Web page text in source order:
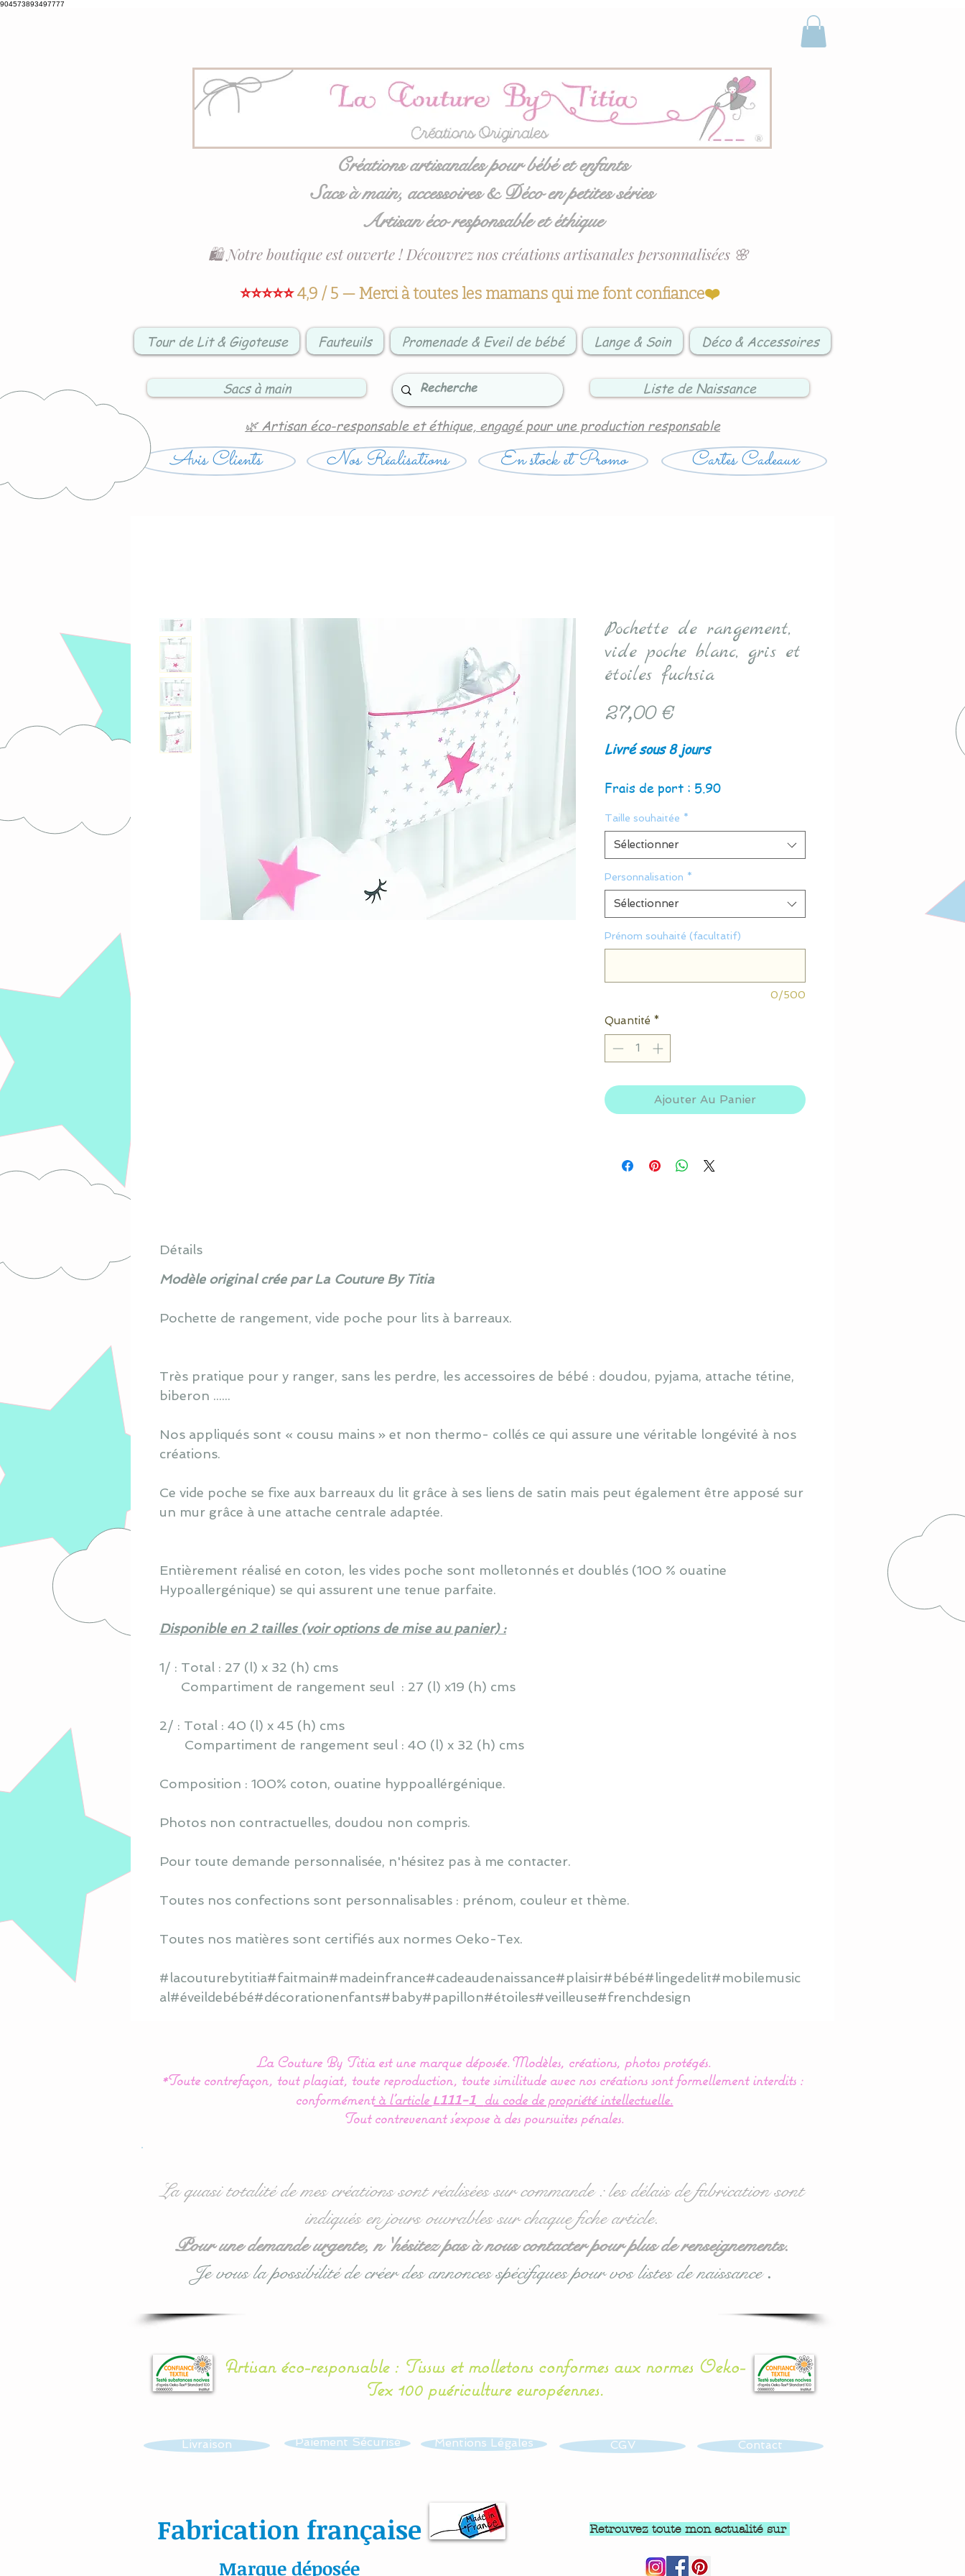
904573893497777
Créations artisanales pour bébé et enfants
Sacs à main, accessoires & Déco en petites séries
Artisan éco responsable et éthique
⭐⭐⭐⭐⭐4,9 / 5 — Merci à toutes les mamans qui me font confiance❤️
🛍️ Notre boutique est ouverte ! Découvrez nos créations artisanales personnalisées 🌸
Tour de Lit & Gigoteuse Fauteuils Promenade & Eveil de bébé Lange & Soin Déco & Accessoires
Sacs à main Liste de Naissance
🌿 Artisan éco-responsable et éthique, engagé pour une production responsable
Avis Clients Nos Réalisations En stock et Promo Cartes Cadeaux
Pochette de rangement,
vide poche blanc, gris et
étoiles fuchsia
27,00 €Prix
Livré sous 8 jours
Frais de port : 5.90
Taille souhaitée *
Sélectionner
Personnalisation *
Sélectionner
Prénom souhaité (facultatif)
0/500
Quantité *
Ajouter Au Panier
Détails
Modèle original crée par La Couture By Titia
Pochette de rangement, vide poche pour lits à barreaux.
Très pratique pour y ranger, sans les perdre, les accessoires de bébé : doudou, pyjama, attache tétine,
biberon ......
Nos appliqués sont « cousu mains » et non thermo- collés ce qui assure une véritable longévité à nos
créations.
Ce vide poche se fixe aux barreaux du lit grâce à ses liens de satin mais peut également être apposé sur
un mur grâce à une attache centrale adaptée.
Entièrement réalisé en coton, les vides poche sont molletonnés et doublés (100 % ouatine
Hypoallergénique) se qui assurent une tenue parfaite.
Disponible en 2 tailles (voir options de mise au panier) :
1/ : Total : 27 (l) x 32 (h) cms
Compartiment de rangement seul : 27 (l) x19 (h) cms
2/ : Total : 40 (l) x 45 (h) cms
Compartiment de rangement seul : 40 (l) x 32 (h) cms
Composition : 100% coton, ouatine hyppoallérgénique.
Photos non contractuelles, doudou non compris.
Pour toute demande personnalisée, n'hésitez pas à me contacter.
Toutes nos confections sont personnalisables : prénom, couleur et thème.
Toutes nos matières sont certifiés aux normes Oeko-Tex.
#lacouturebytitia#faitmain#madeinfrance#cadeaudenaissance#plaisir#bébé#lingedelit#mobilemusic
al#éveildebébé#décorationenfants#baby#papillon#étoiles#veilleuse#frenchdesign
La Couture By Titia est une marque déposée. Modèles, créations, photos protégés.
*Toute contrefaçon, tout plagiat, toute reproduction, toute similitude avec nos créations sont formellement interdits :
conformémentà l’article L111-1
du code de propriété intellectuelle.
Tout contrevenant s'expose à des poursuites pénales.
La quasi totalité de mes créations sont réalisées sur commande : les délais de fabrication sont
indiqués en jours ouvrables sur chaque fiche article.
Pour une demande urgente, n 'hésitez pas à nous contacter pour plus de renseignements.
Je vous la possibilité de créer des annonces spécifiques pour vos listes de naissance.
Artisan éco-responsable : Tissus et molletons conformes aux normes Oeko-
Tex 100 puériculture européennes.
Livraison Paiement Sécurisé Mentions Légales
Fabrication française
Marque déposée
CGV Contact
Retrouvez toute mon actualité sur